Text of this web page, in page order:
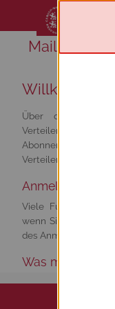
Mailinglist
Willkommen
Über diesen
Abonnements
Verteiler verwalten
Anmelden
Viele Funktionen
wenn Sie sich
des
Was möchten